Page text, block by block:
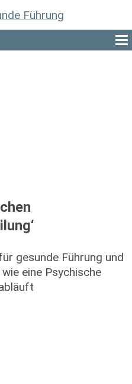
gesunde Führung und
eine Psychische